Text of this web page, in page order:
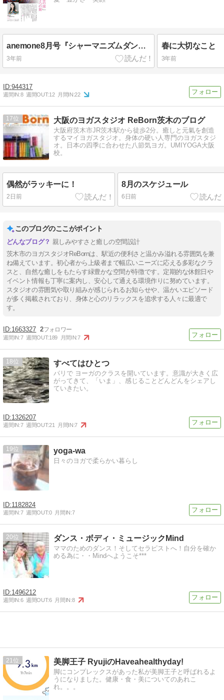
anemone8月号『シャーマニズムダンスと舞』掲載されました
3年前
春に大切なこと
3年前
944317
週間IN:8 週間OUT:12 月間IN:22
17 大阪のヨガスタジオ ReBorn茨木のブログ
大阪府茨木市JR茨木駅から徒歩2分。癒しと元氣を創造
するマイヨガスタジオ。身体の硬い人専門のヨガスタジ
オ。日本の四季に合わせた八節気ヨガ。UMIYOGA大阪
校。
偶然がラッキーに！
2日前
8月のスケジュール
6日前
このブログのここがポイント
親しみやすさと癒しの空間設計
茨木市のヨガスタジオReBornは、駅近の便利さと温かみ溢れる雰囲気を兼
ね備えています。初心者から上級者まで幅広いニーズに応える多彩なクラ
スと、自然な癒しをもたらす緑豊かな空間が特徴です。定期的な休館日や
イベント情報も丁寧に案内し、安心して通える環境作りに努めています。
スタジオの雰囲気や取り組みが感じられるお知らせや、温かいエピソード
が多く掲載されており、身体と心のリラックスを追求する人々に最適で
す。
1663327 2
週間IN:7 週間OUT:189 月間IN:7
18 すべてはひとつ
パリで ヨーガのクラスを開いています。意識が大きく広
がってきて、「いま」、感じることどんどんをシェアし
ていきたい。
1326207
週間IN:7 週間OUT:21 月間IN:7
19 yoga-wa
日々のヨガで柔らかい暮らし
1182824
週間IN:7 週間OUT:0 月間IN:7
20 ダンス・ボディ・ミュージックMind
ママのためのダンス！そしてセラピストへ！自分を確か
める為に・・Mindへようこそ***
1496212
週間IN:6 週間OUT:6 月間IN:8
21 美脚王子 RyujiのHaveahealthyday!
脚にコンプレックスがあった私が美脚王子と呼ばれるよ
うになりました。健康・食・美についてのあれこ
れ。。。